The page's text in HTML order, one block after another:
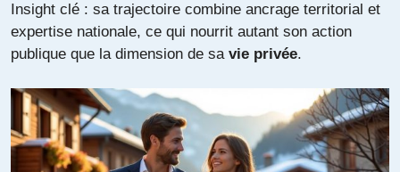
Insight clé : sa trajectoire combine ancrage territorial et
expertise nationale, ce qui nourrit autant son action
publique que la dimension de sa vie privée.